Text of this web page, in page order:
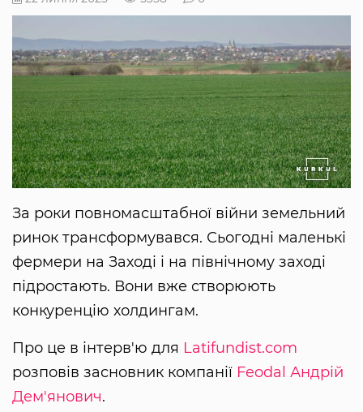
За роки повномасштабної війни земельний
ринок трансформувався. Сьогодні маленькі
фермери на Заході і на північному заході
підростають. Вони вже створюють
конкуренцію холдингам.
Про це в інтерв'ю для Latifundist.com
розповів засновник компанії Feodal Андрій
Дем'янович.